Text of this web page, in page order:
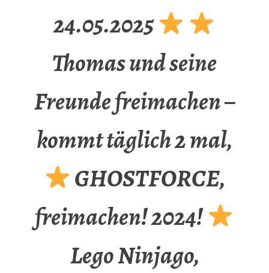
24.05.2025
Thomas und seine
Freunde freimachen –
kommt täglich 2 mal,
GHOSTFORCE,
freimachen! 2024!
Lego Ninjago,